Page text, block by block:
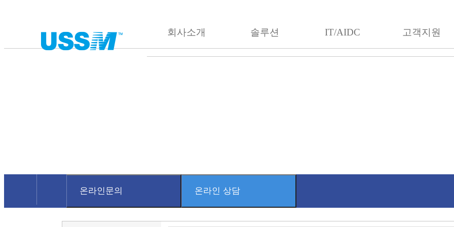
회사소개 솔루션 IT/AIDC 고객지원
온라인문의
회사소개
온라인 상담
온라인 상담